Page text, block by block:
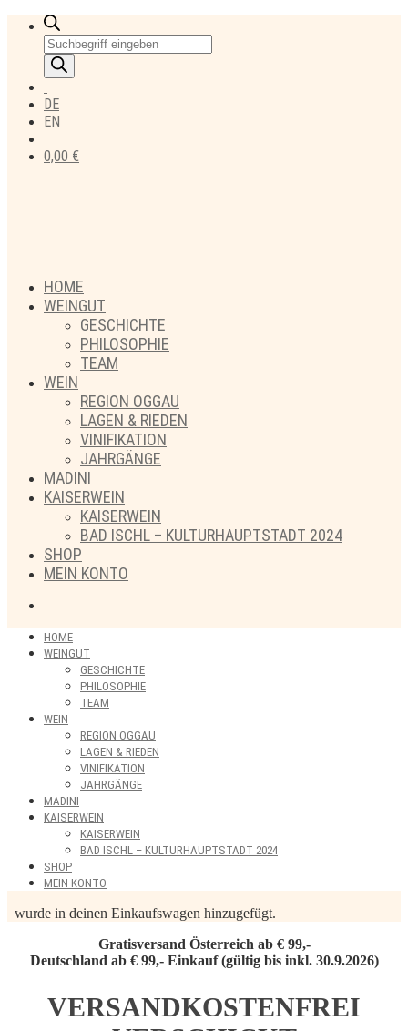
Products
search
DE
EN
0,00 €
HOME
WEINGUT
GESCHICHTE
PHILOSOPHIE
TEAM
WEIN
REGION OGGAU
LAGEN & RIEDEN
VINIFIKATION
JAHRGÄNGE
MADINI
KAISERWEIN
KAISERWEIN
BAD ISCHL – KULTURHAUPTSTADT 2024
SHOP
MEIN KONTO
HOME
WEINGUT
GESCHICHTE
PHILOSOPHIE
TEAM
WEIN
REGION OGGAU
LAGEN & RIEDEN
VINIFIKATION
JAHRGÄNGE
MADINI
KAISERWEIN
KAISERWEIN
BAD ISCHL – KULTURHAUPTSTADT 2024
SHOP
MEIN KONTO
wurde in deinen Einkaufswagen hinzugefügt.
Gratisversand Österreich ab € 99,-
Deutschland ab € 99,- Einkauf (gültig bis inkl. 30.9.2026)
VERSANDKOSTENFREI